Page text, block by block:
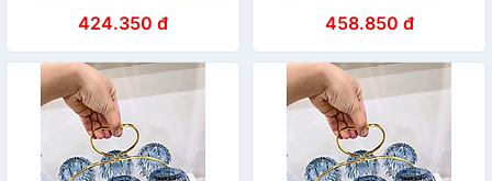
424.350 đ 458.850 đ